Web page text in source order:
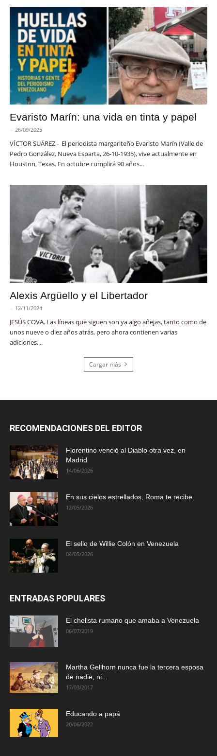
Evaristo Marín: una vida en tinta y papel
- 26/09/2025
VÍCTOR SUÁREZ - El periodista margariteño Evaristo Marín (Valle de
Pedro González, Nueva Esparta, 26-10-1935), vive actualmente en
Houston, Texas. En octubre cumplirá 90 años...
Alexis Argüello y el Libertador
- 12/11/2024
JESÚS COVA. Las líneas que siguen son ya algo añejas, tanto como de
unos nueve o diez años atrás, pero ahora contienen varias
adiciones,...
Cargar más
RECOMENDACIONES DEL EDITOR
Florentino venció al Diablo otra vez, en
Madrid
14/06/2026
En sus cielos estrellados, Roma te recibe
12/05/2026
El sello de Willie Colón en Venezuela
04/05/2026
ENTRADAS POPULARES
El chelista rumano que amaba a Venezuela
06/07/2019
Martha Gellhorn nunca fue la tercera esposa
de nadie, ni...
17/03/2017
Educando a papá
20/06/2022